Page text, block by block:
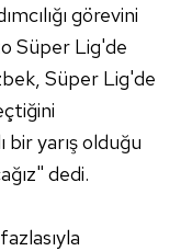
görevini
Süper Lig'de
Süper Lig'de
yarış olduğu
dedi.